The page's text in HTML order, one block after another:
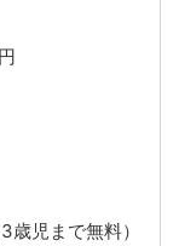
歳児まで無料）